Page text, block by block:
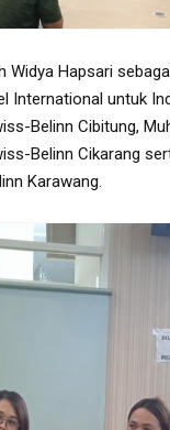
Hapsari
untuk
Belinn Cibitung,
Belinn Cikarang
Karawang.